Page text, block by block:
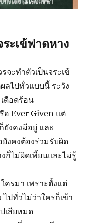
ะเข้ฟาดหาง
จะทำตัวเป็นจระเข้
ลไปทั่วแบบนี้ ระวัง
ดือดร้อน
อ Ever Given แต่
ยังคงมีอยู่ และ
งคงต้องร่วมรับผิด
ก็ไม่ผิดเพี้ยนและไม่รู้
ครมา เพราะตั้งแต่
ไปทั่วไม่ว่าใครก็เข้า
เสียหมด